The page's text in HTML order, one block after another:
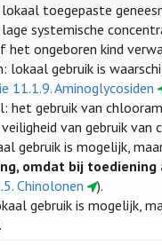
toegepaste
systemische
het ongeboren kind
lokaal gebruik is
11.1.9. Aminoglycosiden
het gebruik van
van gebruik
gebruik is mogelijk,
omdat bij
Chinolonen
).
gebruik is mogelijk,